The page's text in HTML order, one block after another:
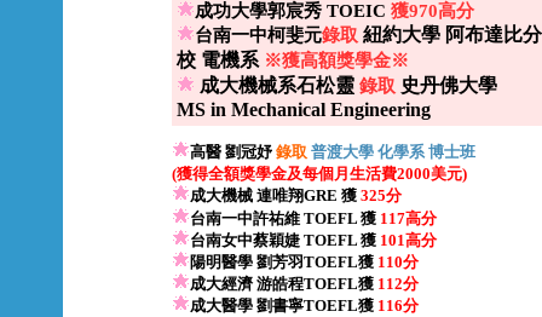
成功大學郭宸秀 TOEIC 獲970高分
台南一中柯斐元錄取 紐約大學 阿布達比分
校 電機系 ※獲高額獎學金※
成大機械系石松靈 錄取 史丹佛大學
MS in Mechanical Engineering
高醫 劉冠妤 錄取 普渡大學 化學系 博士班
(獲得全額獎學金及每個月生活費2000美元)
成大機械 連唯翔GRE 獲 325分
台南一中許祐維 TOEFL 獲 117高分
台南女中蔡穎婕 TOEFL 獲 101高分
陽明醫學 劉芳羽TOEFL獲 110分
成大經濟 游皓程TOEFL獲 112分
成大醫學 劉書寧TOEFL獲 116分